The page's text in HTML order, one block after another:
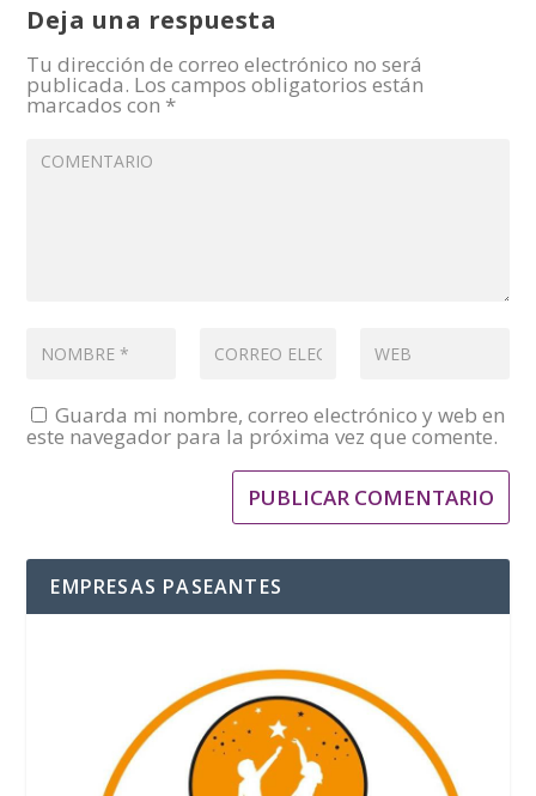
Deja una respuesta
Tu dirección de correo electrónico no será
publicada. Los campos obligatorios están
marcados con *
Guarda mi nombre, correo electrónico y web en
este navegador para la próxima vez que comente.
EMPRESAS PASEANTES